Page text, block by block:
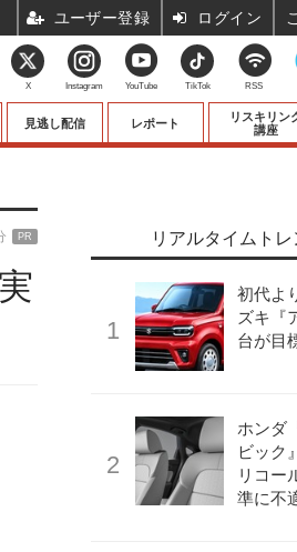
見逃し配信 レポート
リスキリン
講座
PR リアルタイムト
初代よ
ズキ『
台が目
ホンダ
ビック
リコー
準に不
X Instagram YouTube TikTok RSS
ユーザー登録 ログイン